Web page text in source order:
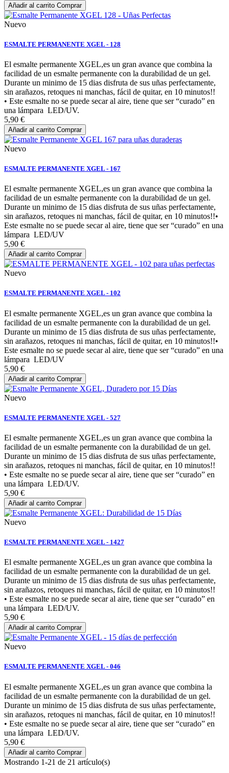
Añadir al carrito Comprar
Nuevo
ESMALTE PERMANENTE XGEL - 128
El esmalte permanente XGEL,es un gran avance que combina la
facilidad de un esmalte permanente con la durabilidad de un gel.
Durante un minimo de 15 dias disfruta de sus uñas perfectamente,
sin arañazos, retoques ni manchas, fácil de quitar, en 10 minutos!!
• Este esmalte no se puede secar al aire, tiene que ser “curado” en
una lámpara LED/UV.
5,90 €
Añadir al carrito Comprar
Nuevo
ESMALTE PERMANENTE XGEL - 167
El esmalte permanente XGEL,es un gran avance que combina la
facilidad de un esmalte permanente con la durabilidad de un gel.
Durante un minimo de 15 dias disfruta de sus uñas perfectamente,
sin arañazos, retoques ni manchas, fácil de quitar, en 10 minutos!!•
Este esmalte no se puede secar al aire, tiene que ser “curado” en una
lámpara LED/UV
5,90 €
Añadir al carrito Comprar
Nuevo
ESMALTE PERMANENTE XGEL - 102
El esmalte permanente XGEL,es un gran avance que combina la
facilidad de un esmalte permanente con la durabilidad de un gel.
Durante un minimo de 15 dias disfruta de sus uñas perfectamente,
sin arañazos, retoques ni manchas, fácil de quitar, en 10 minutos!!•
Este esmalte no se puede secar al aire, tiene que ser “curado” en una
lámpara LED/UV
5,90 €
Añadir al carrito Comprar
Nuevo
ESMALTE PERMANENTE XGEL - 527
El esmalte permanente XGEL,es un gran avance que combina la
facilidad de un esmalte permanente con la durabilidad de un gel.
Durante un minimo de 15 dias disfruta de sus uñas perfectamente,
sin arañazos, retoques ni manchas, fácil de quitar, en 10 minutos!!
• Este esmalte no se puede secar al aire, tiene que ser “curado” en
una lámpara LED/UV.
5,90 €
Añadir al carrito Comprar
Nuevo
ESMALTE PERMANENTE XGEL - 1427
El esmalte permanente XGEL,es un gran avance que combina la
facilidad de un esmalte permanente con la durabilidad de un gel.
Durante un minimo de 15 dias disfruta de sus uñas perfectamente,
sin arañazos, retoques ni manchas, fácil de quitar, en 10 minutos!!
• Este esmalte no se puede secar al aire, tiene que ser “curado” en
una lámpara LED/UV.
5,90 €
Añadir al carrito Comprar
Nuevo
ESMALTE PERMANENTE XGEL - 046
El esmalte permanente XGEL,es un gran avance que combina la
facilidad de un esmalte permanente con la durabilidad de un gel.
Durante un minimo de 15 dias disfruta de sus uñas perfectamente,
sin arañazos, retoques ni manchas, fácil de quitar, en 10 minutos!!
• Este esmalte no se puede secar al aire, tiene que ser “curado” en
una lámpara LED/UV.
5,90 €
Añadir al carrito Comprar
Mostrando 1-21 de 21 artículo(s)